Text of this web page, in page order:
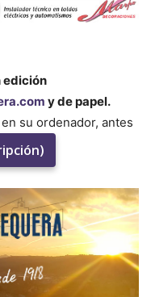
edición
y de papel.
su ordenador, antes